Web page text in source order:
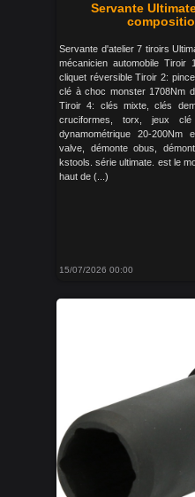
Servante
Servante d'atelier 7 tiroirs
mécanicien automobile
cliquet réversible Tiroir 2:
clé à choc monster 1708Nm
Tiroir 4: clés mixte, clés
cruciformes, torx, jeux
dynamométrique 20-200Nm
valve, démonte obus,
kstools. série ultimate. est le
haut de (...)
15/07/2026 00:00